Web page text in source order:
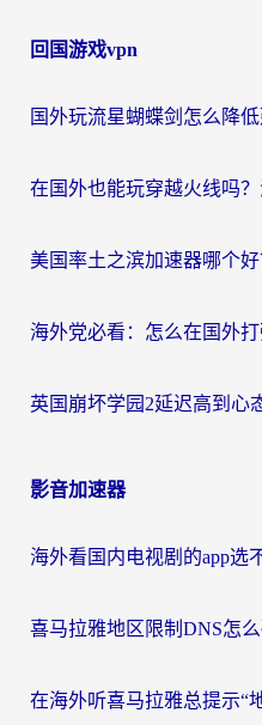
回国游戏vpn
影音加速器